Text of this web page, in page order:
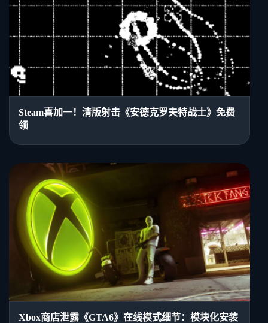
Steam喜加一！清版射击《安德克罗夫特战士》免费
领
Xbox商店泄露《GTA6》在线模式细节：模块化安装